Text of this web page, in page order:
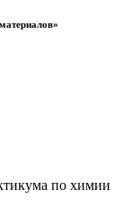
по химии